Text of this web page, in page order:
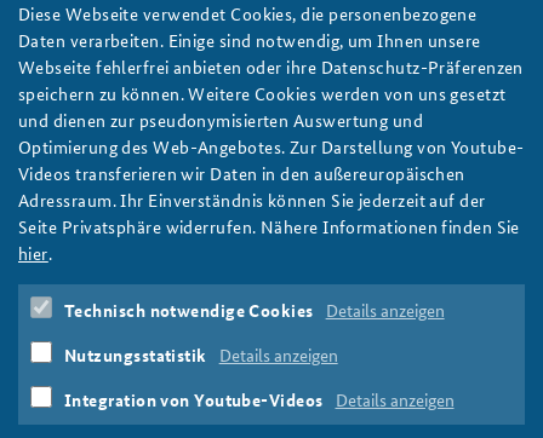
Directions
Further Events
Grafik: BAKS
Kanzleramtschef Frei im Sicherheitspolitischen
Gespräch am 18. November
Am 18. November besuchte der Chef des Bundeskanzleramts
Thorsten Frei die BAKS zum Sicherheitspolitischen Gespräch.
Hier geht es zur Videoaufzeichnung.
weiter
Sicherheitspolitisches Gespräch,Thorsten Frei,Chef des
Bundeskanzleramts,ChefBK,Nationaler Sicherheitsrat
Bundeskanzleramt
Livestream Integrierte Sicherheit
Nationale Sicherheitsstrategie,Generalmajor Wolf-Jürgen
Stahl
Diese Webseite verwendet Cookies, die personenbezogene
Daten verarbeiten. Einige sind notwendig, um Ihnen unsere
Webseite fehlerfrei anbieten oder ihre Datenschutz-Präferenzen
speichern zu können. Weitere Cookies werden von uns gesetzt
und dienen zur pseudonymisierten Auswertung und
Optimierung des Web-Angebotes. Zur Darstellung von Youtube-
Videos transferieren wir Daten in den außereuropäischen
Adressraum. Ihr Einverständnis können Sie jederzeit auf der
Seite Privatsphäre widerrufen. Nähere Informationen finden Sie
hier.
Technisch notwendige Cookies Details anzeigen
Nutzungsstatistik Details anzeigen
Integration von Youtube-Videos Details anzeigen